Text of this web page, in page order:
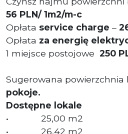
56 PLN/ 1m2/m-c
Opłata service charge –
Opłata za energię
1 miejsce postojowe 250
Sugerowana powierzchnia
pokoje.
Dostępne lokale
• 25,00 m2
• 26,42 m2